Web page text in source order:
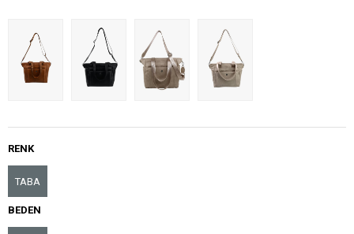
RENK
TABA
BEDEN